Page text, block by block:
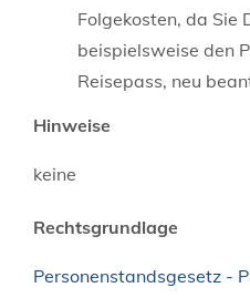
Folgekosten, da Sie
beispielsweise den
Reisepass, neu
Hinweise
keine
Rechtsgrundlage
Personenstandsgesetz -